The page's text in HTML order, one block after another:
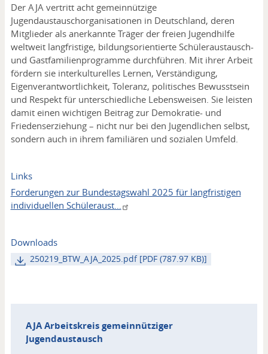
Der AJA vertritt acht gemeinnützige
Jugendaustauschorganisationen in Deutschland, deren
Mitglieder als anerkannte Träger der freien Jugendhilfe
weltweit langfristige, bildungsorientierte Schüleraustausch-
und Gastfamilienprogramme durchführen. Mit ihrer Arbeit
fördern sie interkulturelles Lernen, Verständigung,
Eigenverantwortlichkeit, Toleranz, politisches Bewusstsein
und Respekt für unterschiedliche Lebensweisen. Sie leisten
damit einen wichtigen Beitrag zur Demokratie- und
Friedenserziehung – nicht nur bei den Jugendlichen selbst,
sondern auch in ihrem familiären und sozialen Umfeld.
Links
Forderungen zur Bundestagswahl 2025 für langfristigen
individuellen Schüleraust…
Downloads
250219_BTW_AJA_2025.pdf [PDF (787.97 KB)]
AJA Arbeitskreis gemeinnütziger
Jugendaustausch